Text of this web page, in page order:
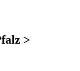
>